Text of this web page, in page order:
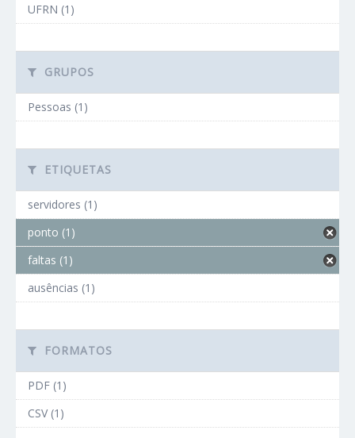
UFRN (1)
GRUPOS
Pessoas (1)
ETIQUETAS
servidores (1)
ponto (1)
faltas (1)
ausências (1)
FORMATOS
PDF (1)
CSV (1)